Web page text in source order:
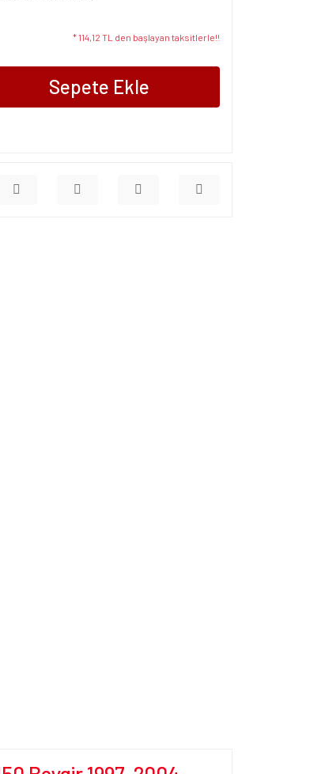
* 114,12 TL den başlayan taksitlerle!!
Sepete Ekle